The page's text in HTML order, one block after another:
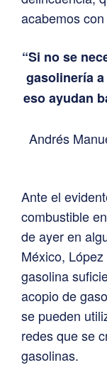
acabemos
“Si no se
gasolinería
eso ayudan
Andrés
Ante el
combustible
de ayer en
México,
gasolina
acopio de
se pueden
redes que se
gasolinas.